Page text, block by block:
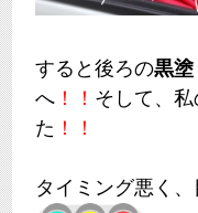
すると後ろの黒塗
へ ！！ そして、
た ！！
タイミング悪く